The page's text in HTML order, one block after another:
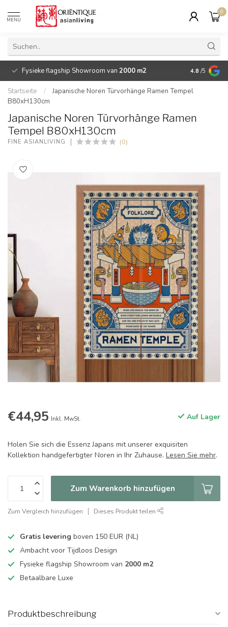
MENU
0
Fysieke flagship Showroom van 2000 m2 Betaalbare
4.8 /5
Startseite /
Japanische Noren Türvorhänge Ramen Tempel
B80xH130cm
Japanische Noren Türvorhänge Ramen
Tempel B80xH130cm
FINE ASIANLIVING (0)
€44,95 Inkl. MwSt. Auf Lager
Holen Sie sich die Essenz Japans mit unserer exquisiten
Kollektion handgefertigter Noren in Ihr Zuhause. Lesen Sie mehr.
Zum Warenkorb hinzufügen
Zum Vergleich hinzufügen Dieses Produkt teilen
Gratis levering boven 150 EUR (NL)
Ambacht voor Tijdloos Design
Fysieke flagship Showroom van 2000 m2
Betaalbare Luxe
Produktbeschreibung